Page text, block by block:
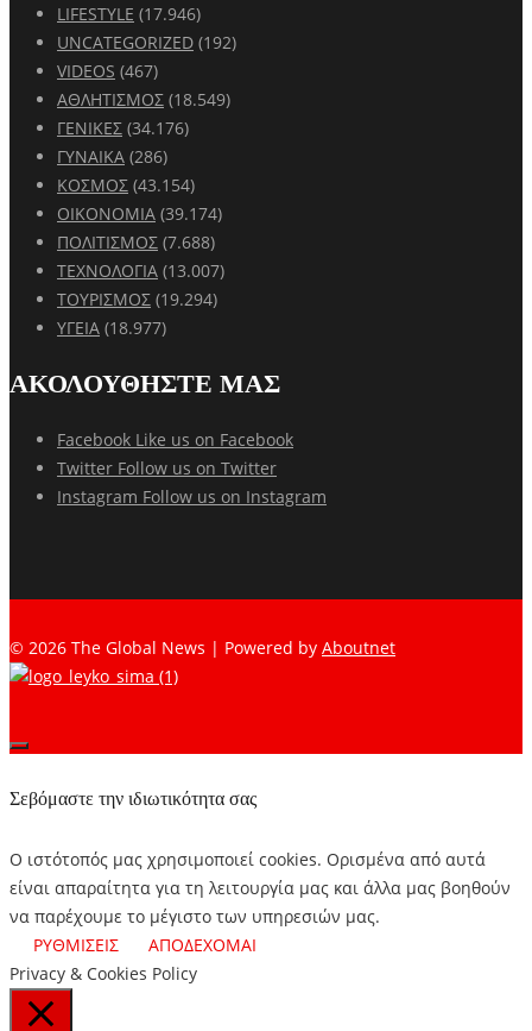
LIFESTYLE (17.946)
UNCATEGORIZED (192)
VIDEOS (467)
ΑΘΛΗΤΙΣΜΟΣ (18.549)
ΓΕΝΙΚΕΣ (34.176)
ΓΥΝΑΙΚΑ (286)
ΚΟΣΜΟΣ (43.154)
ΟΙΚΟΝΟΜΙΑ (39.174)
ΠΟΛΙΤΙΣΜΟΣ (7.688)
ΤΕΧΝΟΛΟΓΙΑ (13.007)
ΤΟΥΡΙΣΜΟΣ (19.294)
ΥΓΕΙΑ (18.977)
ΑΚΟΛΟΥΘΗΣΤΕ ΜΑΣ
Facebook Like us on Facebook
Twitter Follow us on Twitter
Instagram Follow us on Instagram
© 2026 The Global News | Powered by Aboutnet
Σεβόμαστε την ιδιωτικότητα σας
Ο ιστότοπός μας χρησιμοποιεί cookies. Ορισμένα από αυτά
είναι απαραίτητα για τη λειτουργία μας και άλλα μας βοηθούν
να παρέχουμε το μέγιστο των υπηρεσιών μας.
ΡΥΘΜΙΣΕΙΣ
ΑΠΟΔΕΧΟΜΑΙ
Privacy & Cookies Policy